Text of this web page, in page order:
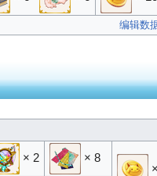
编辑数
× 2
× 8